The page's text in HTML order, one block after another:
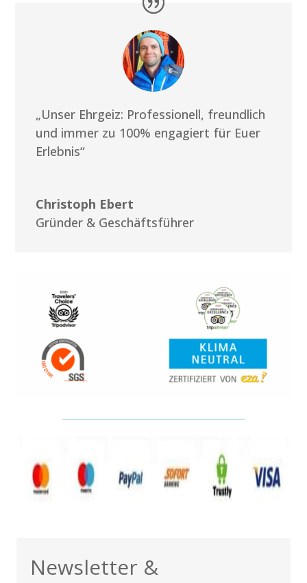
„Unser Ehrgeiz: Professionell, freundlich
und immer zu 100% engagiert für Euer
Erlebnis“
Christoph Ebert
Gründer & Geschäftsführer
Newsletter &